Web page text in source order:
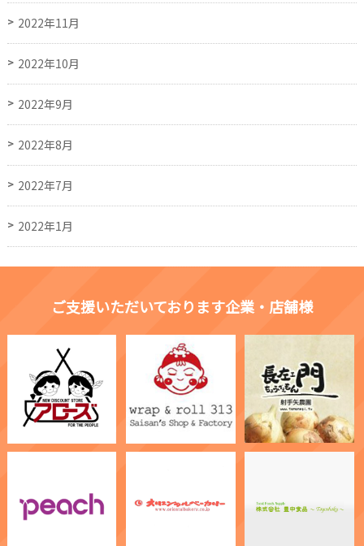
2022年11月
2022年10月
2022年9月
2022年8月
2022年7月
2022年1月
ご支援いただいております企業・店舗様